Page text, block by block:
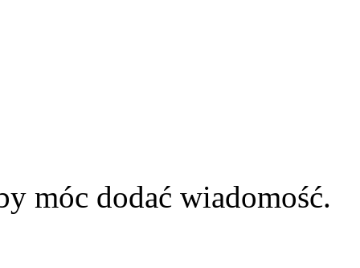
móc dodać wiadomość.